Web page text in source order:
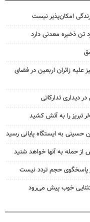
امکان‌پذیر نیست
تن ذخیره معدنی دارد
زائران اربعین در فضای
دیداری تدارکاتی
تبریز را به آتش کشید
حسینی به ایستگاه پایانی رسید
حمله به آنها خواهد شنید
پاسخگوی حجم تردد نیست
خوب پیش می‌رود